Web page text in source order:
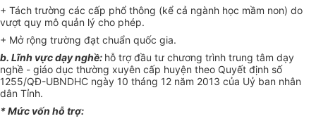
+ Tách trường các cấp phổ thông (kể cả ngành học mầm non) do
vượt quy mô quản lý cho phép.
+ Mở rộng trường đạt chuẩn quốc gia.
b. Lĩnh vực dạy nghề: hỗ trợ đầu tư chương trình trung tâm dạy
nghề - giáo dục thường xuyên cấp huyện theo Quyết định số
1255/QĐ-UBNDHC ngày 10 tháng 12 năm 2013 của Uỷ ban nhân
dân Tỉnh.
* Mức vốn hỗ trợ: